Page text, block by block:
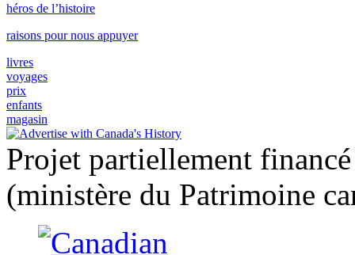
héros de l’histoire
raisons pour nous appuyer
livres
voyages
prix
enfants
magasin
Projet partiellement
(ministère du Patrimoine